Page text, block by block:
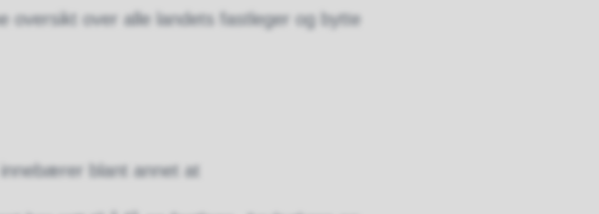
oversikt over alle landets fastleger og bytte
blant annet at